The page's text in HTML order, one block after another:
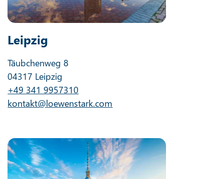
Leipzig
Täubchenweg 8
04317 Leipzig
+49 341 9957310
kontakt@loewenstark.com